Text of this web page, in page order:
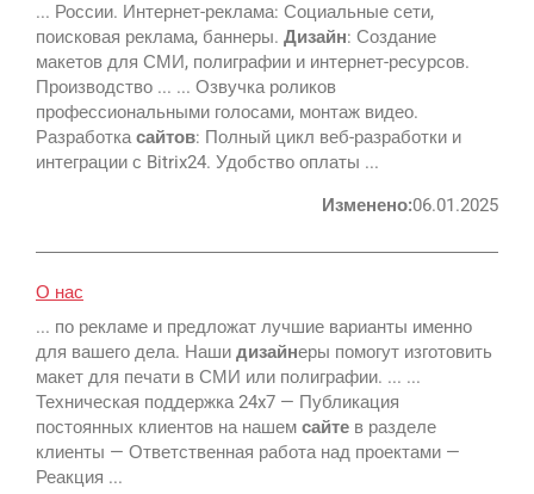
... России. Интернет-реклама: Социальные сети,
поисковая реклама, баннеры. Дизайн: Создание
макетов для СМИ, полиграфии и интернет-ресурсов.
Производство ... ... Озвучка роликов
профессиональными голосами, монтаж видео.
Разработкасайтов: Полный цикл веб-разработки и
интеграции с Bitrix24. Удобство оплаты ...
Изменено:06.01.2025
О нас
... по рекламе и предложат лучшие варианты именно
для вашего дела. Наши дизайнеры помогут изготовить
макет для печати в СМИ или полиграфии. ... ...
Техническая поддержка 24x7 — Публикация
постоянных клиентов на нашем сайте в разделе
клиенты — Ответственная работа над проектами —
Реакция ...
Реклама и продвижение
Вконтакте
SEO
SMM
AI Automation
Разработка сайтов
CMS 1C-Bitrix
Цифра и офсет
Широкий формат
Регистрация